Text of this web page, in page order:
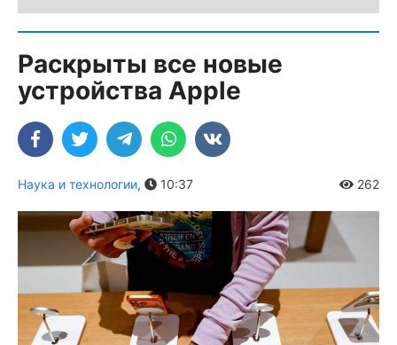
Раскрыты все новые
устройства Apple
Наука и технологии, 10:37 262